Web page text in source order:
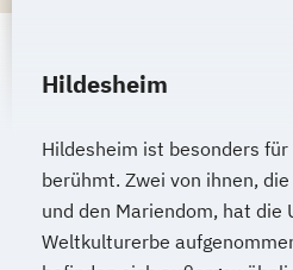
Hildesheim
Hildesheim ist besonders für
berühmt. Zwei von ihnen,
und den Mariendom, hat die
Weltkulturerbe